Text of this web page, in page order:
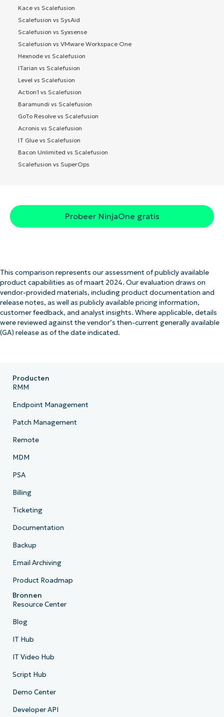
Kace vs Scalefusion
Scalefusion vs SysAid
Scalefusion vs Syxsense
Scalefusion vs VMware Workspace One
Hexnode vs Scalefusion
ITarian vs Scalefusion
Level vs Scalefusion
Action1 vs Scalefusion
Baramundi vs Scalefusion
GoTo Resolve vs Scalefusion
Acronis vs Scalefusion
IT Glue vs Scalefusion
Bacon Unlimited vs Scalefusion
Scalefusion vs SuperOps
Probeer NinjaOne gratis
This comparison represents our assessment of publicly available
product capabilities as of maart 2024. Our evaluation draws on
vendor-provided materials, including product documentation and
release notes, as well as publicly available pricing information,
customer feedback, and analyst insights. Where applicable, details
were reviewed against the vendor’s then-current generally available
(GA) release as of the date indicated.
Producten
RMM
Endpoint Management
Patch Management
Remote
MDM
PSA
Billing
Ticketing
Documentation
Backup
Email Archiving
Product Roadmap
Bronnen
Resource Center
Blog
IT Hub
IT Video Hub
Script Hub
Demo Center
Developer API